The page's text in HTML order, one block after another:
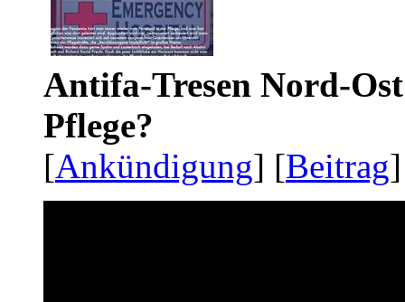
Antifa-Tresen Nord-
Pflege?
[Ankündigung] [Beitrag